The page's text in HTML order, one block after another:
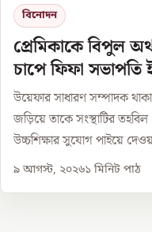
বিনোদন
প্রেমিকাকে বিপুল
চাপে ফিফা সভাপতি
উয়েফার সাধারণ সম্পাদক
জড়িয়ে তাকে সংস্থাটির
উচ্চশিক্ষার সুযোগ পাইয়ে
৯ আগস্ট, ২০২৬১ মিনিট পাঠ